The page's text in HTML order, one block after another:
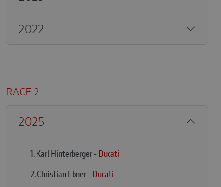
2022
RACE 2
2025
1. Karl Hinterberger -Ducati
2. Christian Ebner -Ducati